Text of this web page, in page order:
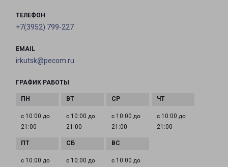
ТЕЛЕФОН
+7(3952) 799-227
EMAIL
irkutsk@pecom.ru
ГРАФИК РАБОТЫ
с 10:00 до
21:00
с 10:00 до
21:00
с 10:00 до
21:00
с 10:00 до
21:00
с 10:00 до
с 10:00 до
с 10:00 до